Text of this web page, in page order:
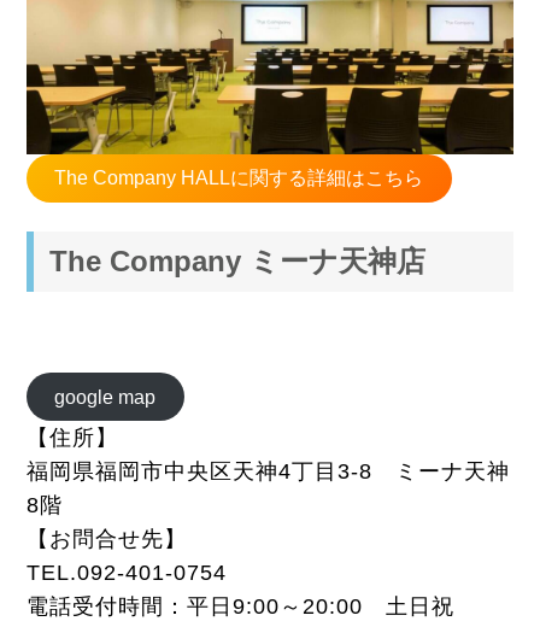
The Company HALLに関する詳細はこちら
The Company ミーナ天神店
google map
【住所】
福岡県福岡市中央区天神4丁目3-8 ミーナ天神
8階
【お問合せ先】
TEL.092-401-0754
電話受付時間：平日9:00～20:00 土日祝